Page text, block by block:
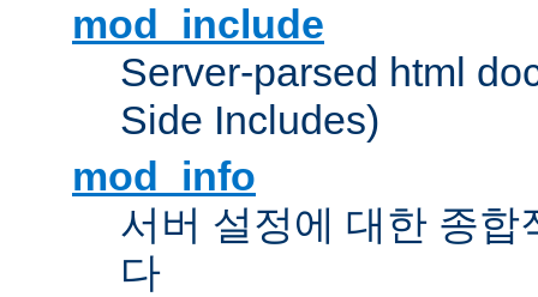
mod_include
Server-parsed html
Side Includes)
mod_info
서버 설정에 대한 종합
다